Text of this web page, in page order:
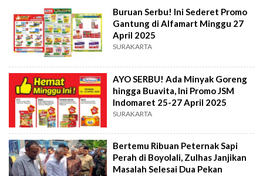
Buruan Serbu! Ini Sederet Promo
Gantung di Alfamart Minggu 27
April 2025
SURAKARTA
AYO SERBU! Ada Minyak Goreng
hingga Buavita, Ini Promo JSM
Indomaret 25-27 April 2025
SURAKARTA
Bertemu Ribuan Peternak Sapi
Perah di Boyolali, Zulhas Janjikan
Masalah Selesai Dua Pekan